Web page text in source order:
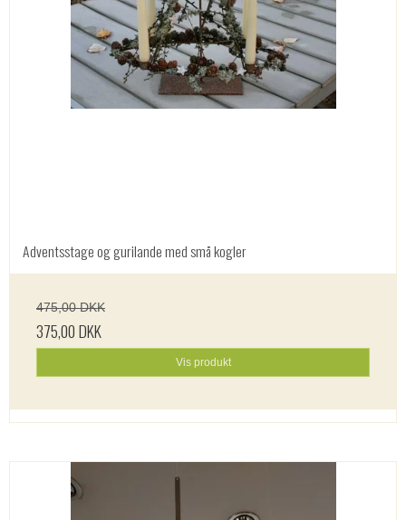
Adventsstage og gurilande med små kogler
475,00 DKK
375,00 DKK
Vis produkt